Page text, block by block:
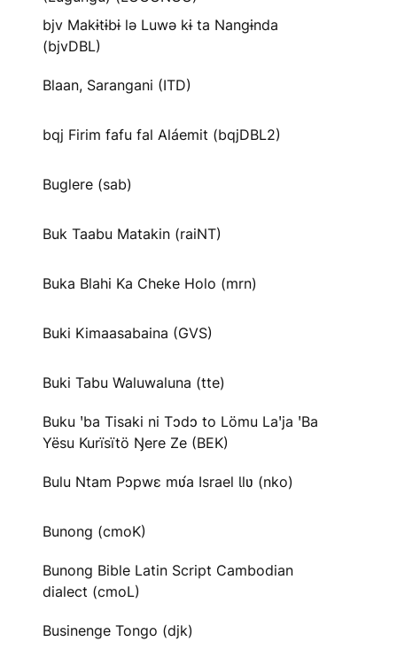
bjv Makɨtɨbɨ lə Luwə kɨ ta Nangɨnda
(bjvDBL)
Blaan, Sarangani (ITD)
bqj Firim fafu fal Aláemit (bqjDBL2)
Buglere (sab)
Buk Taabu Matakin (raiNT)
Buka Blahi Ka Cheke Holo (mrn)
Buki Kimaasabaina (GVS)
Buki Tabu Waluwaluna (tte)
Buku ꞌba Tisaki ni Tɔdɔ to Lömu Laꞌja ꞌBa
Yësu Kurïsïtö Ŋere Ze (BEK)
Bulu Ntam Pɔpwɛ mʋ́a Israel Ɩlʋ (nko)
Bunong (cmoK)
Bunong Bible Latin Script Cambodian
dialect (cmoL)
Businenge Tongo (djk)